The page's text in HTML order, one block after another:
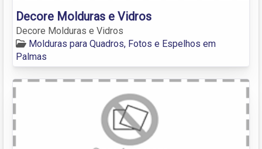
Decore Molduras e Vidros
Decore Molduras e Vidros
Molduras para Quadros, Fotos e Espelhos em
Palmas